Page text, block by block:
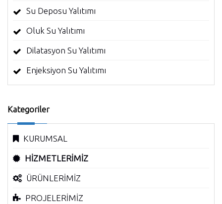
Su Deposu Yalıtımı
Oluk Su Yalıtımı
Dilatasyon Su Yalıtımı
Enjeksiyon Su Yalıtımı
Kategoriler
KURUMSAL
HİZMETLERİMİZ
ÜRÜNLERİMİZ
PROJELERİMİZ